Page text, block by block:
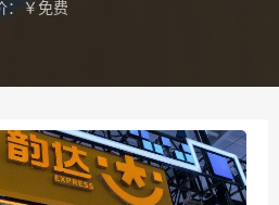
：￥免费